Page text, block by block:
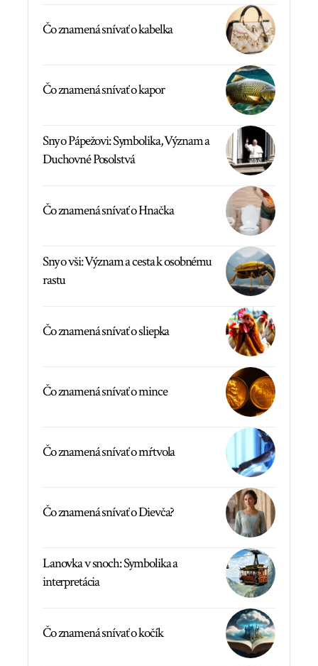
Čo znamená snívať o kabelka
Čo znamená snívať o kapor
Sny o Pápežovi: Symbolika, Význam a
Duchovné Posolstvá
Čo znamená snívať o Hnačka
Sny o vši: Význam a cesta k osobnému
rastu
Čo znamená snívať o sliepka
Čo znamená snívať o mince
Čo znamená snívať o mŕtvola
Čo znamená snívať o Dievča?
Lanovka v snoch: Symbolika a
interpretácia
Čo znamená snívať o kočík